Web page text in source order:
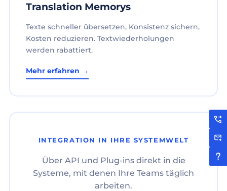
Translation Memorys
Texte schneller übersetzen, Konsistenz sichern,
Kosten reduzieren. Textwiederholungen
werden rabattiert.
Mehr erfahren →
INTEGRATION IN IHRE SYSTEMWELT
Über API und Plug-ins direkt in die
Systeme, mit denen Ihre Teams täglich
arbeiten.